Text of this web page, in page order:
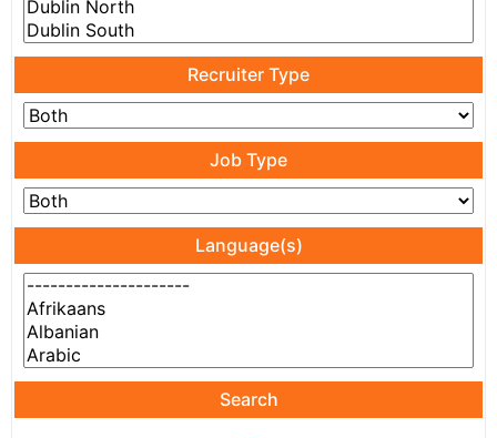
Recruiter Type
Job Type
Language(s)
Search